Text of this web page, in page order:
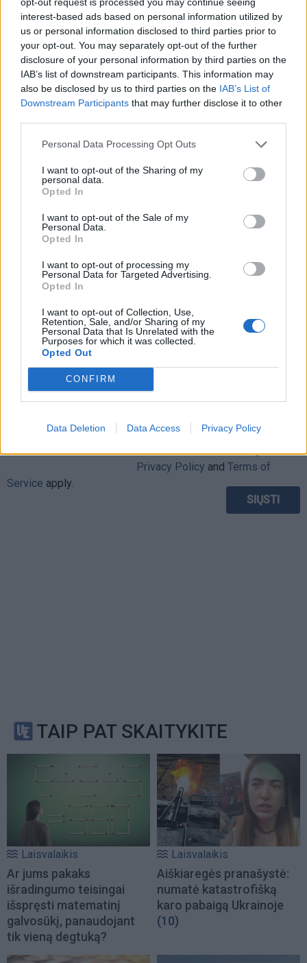
interest-based ads based on personal information utilized by
us or personal information disclosed to third parties prior to
your opt-out. You may separately opt-out of the further
disclosure of your personal information by third parties on the
IAB’s list of downstream participants. This information may
also be disclosed by us to third parties on the IAB’s List of
Downstream Participants that may further disclose it to other
Personal Data Processing Opt Outs
I want to opt-out of the Sharing of my
personal data.
Opted In
I want to opt-out of the Sale of my
Personal Data.
Opted In
I want to opt-out of processing my
Personal Data for Targeted Advertising.
Opted In
I want to opt-out of Collection, Use,
Retention, Sale, and/or Sharing of my
Personal Data that Is Unrelated with the
Purposes for which it was collected.
Opted Out
CONFIRM
Data Deletion Data Access Privacy Policy
Raktažodžiai
ineta puzaraitė
žvagulienė
ineta puzaraitė žvagulienė
Komentarai
Rašyti komentarą
Jūsų vardas
Komentaras
This site is protected by
reCAPTCHA and the Google
Privacy Policy and Terms of
Service apply.
TAIP PAT SKAITYKITE
Laisvalaikis
Ar jums pakaks
išradingumo teisingai
išspręsti matematinį
galvosūkį, panaudojant
tik vieną degtuką?
Laisvalaikis
Aiškiaregės pranašystė:
numatė katastrofišką
karo pabaigą Ukrainoje
(10)